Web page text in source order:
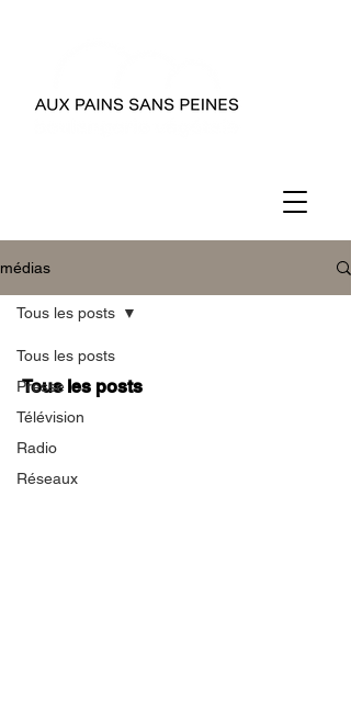
médias
Tous les posts
Presse
Télévision
Radio
Réseaux
Tous les posts
Tous les posts